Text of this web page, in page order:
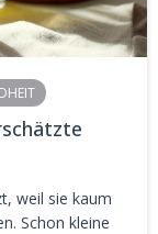
weil sie kaum
Schon kleine